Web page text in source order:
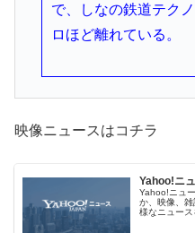
で、しなの鉄道テク
ロほど離れている。
映像ニュースはコチラ
Yahoo!ニ
Yahoo!ニュ
か、映像、
様なニュース